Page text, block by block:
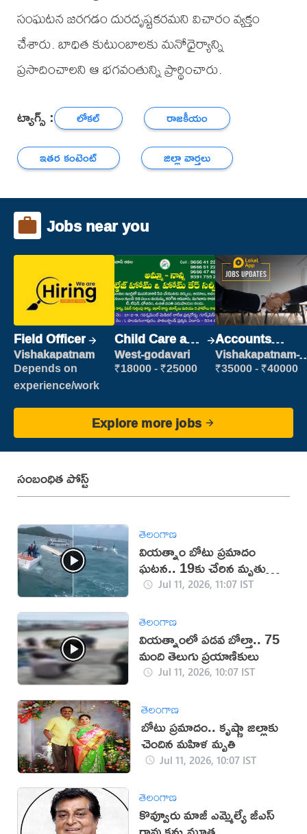
సంఘటన జరగడం దురదృష్టకరమని విచారం వ్యక్తం
చేశారు. బాధిత కుటుంబాలకు మనోధైర్యాన్ని
ప్రసాదించాలని ఆ భగవంతున్ని ప్రార్థించారు.
ట్యాగ్స్ : లోకల్
రాజకీయం
ఇతర కంటెంట్
జిల్లా వార్తలు
Jobs near you
Field Officer
Vishakapatnam
Depends on
experience/work
Child Care and
Patient care
West-godavari
₹18000 - ₹25000
Accounts
Clerk
Vishakapatnam-
new
₹35000 - ₹40000
Explore more jobs
సంబంధిత పోస్ట్
తెలంగాణ
వియత్నాం బోటు ప్రమాదం
ఘటన.. 19కు చేరిన మృతుల
సంఖ్యJul 11, 2026, 11:07 IST
తెలంగాణ
వియత్నాంలో పడవ బోల్తా.. 75
మంది తెలుగు ప్రయాణికులు
Jul 11, 2026, 10:07 IST
తెలంగాణ
బోటు ప్రమాదం.. కృష్ణా జిల్లాకు
చెందిన మహిళ మృతి
Jul 11, 2026, 10:07 IST
తెలంగాణ
కొవ్వూరు మాజీ ఎమ్మెల్యే జీ‌ఎస్